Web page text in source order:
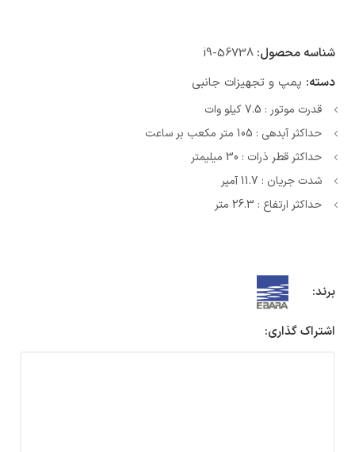
شناسه محصول: i9-56738
دسته: پمپ و تجهیزات جانبی
قدرت موتور : 7.5 کیلو وات
حداکثر آبدهی : 105 متر مکعب بر ساعت
حداکثر قطر ذرات : 30 میلیمتر
شدت جریان : 11.7 آمپر
حداکثر ارتفاع : 26.3 متر
برند:
اشتراک گذاری: